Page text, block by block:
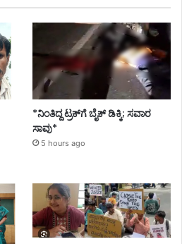
*ನಿಂತಿದ್ದ ಟ್ರಕ್‌ಗೆ ಬೈಕ್ ಡಿಕ್ಕಿ; ಸವಾರ
ಸಾವು*
5 hours ago